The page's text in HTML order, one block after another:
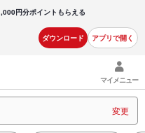
円分ポイントもらえる
ダウンロード アプリで開く
マイメニュー
変更